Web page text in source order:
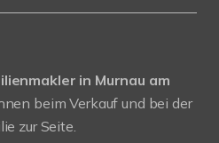
in Murnau am
beim Verkauf und bei der
zur Seite.